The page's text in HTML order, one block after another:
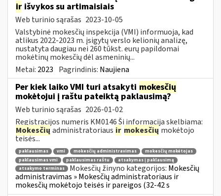
ir išvykos su artimaisiais
Web turinio sąrašas 2023-10-05
Valstybinė mokesčių inspekcija (VMI) informuoja, kad
atlikus 2022-2023 m. įsigytų verslo kelionių analizę,
nustatyta daugiau nei 260 tūkst. eurų papildomai
mokėtinų mokesčių dėl asmeninių...
Metai: 2023 Pagrindinis: Naujiena
Per kiek laiko VMI turi atsakyti mokesčių
mokėtojui į raštu pateiktą paklausimą?
Web turinio sąrašas 2026-01-02
Registracijos numeris KM0146 Ši informacija skelbiama:
Mokesčių administratoriaus ir mokesčių mokėtojo
teisės...
paklausimas vmi mokesčių administravimas
mokesčių mokėtojas
paklausimas vmi
paklausimas raštu
atsakymas į paklausimą
atsakymo terminas
Mokesčių žinyno kategorijos: Mokesčių
administravimas » Mokesčių administratoriaus ir
mokesčių mokėtojo teisės ir pareigos (32-42 s